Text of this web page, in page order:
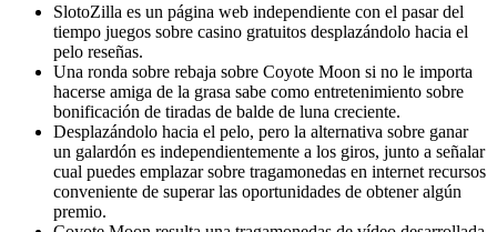
SlotoZilla es un página web independiente con el pasar del
tiempo juegos sobre casino gratuitos desplazándolo hacia el
pelo reseñas.
Una ronda sobre rebaja sobre Coyote Moon si no le importa
hacerse amiga de la grasa sabe como entretenimiento sobre
bonificación de tiradas de balde de luna creciente.
Desplazándolo hacia el pelo, pero la alternativa sobre ganar
un galardón es independientemente a los giros, junto a señalar
cual puedes emplazar sobre tragamonedas en internet recursos
conveniente de superar las oportunidades de obtener algún
premio.